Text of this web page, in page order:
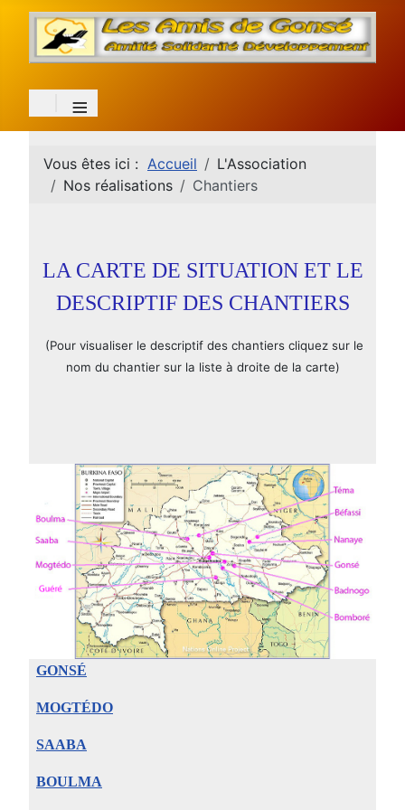
≡
Vous êtes ici : Accueil
L'Association
Nos réalisations
Chantiers
LA CARTE DE SITUATION ET LE
DESCRIPTIF DES CHANTIERS
(Pour visualiser le descriptif des chantiers cliquez sur le
nom du chantier sur la liste à droite de la carte)
GONSÉ
MOGTÉDO
SAABA
BOULMA